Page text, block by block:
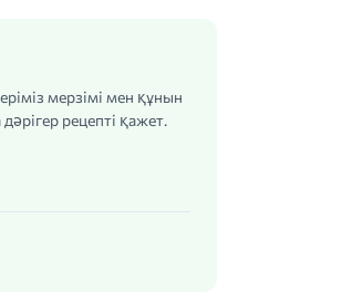
мерзімі мен құнын
рецепті қажет.